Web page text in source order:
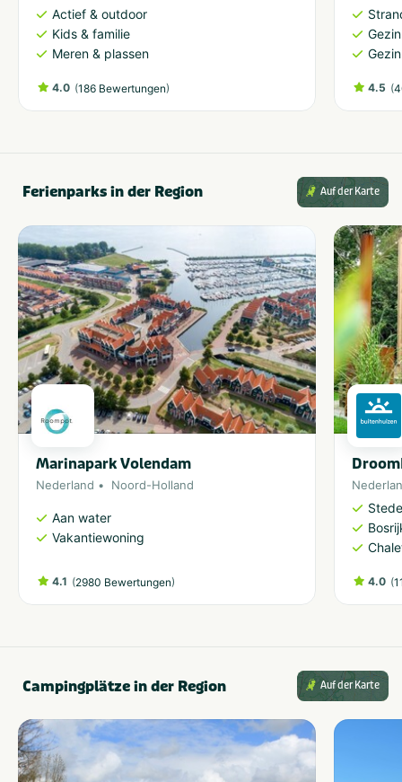
Actief & outdoor
Kids & familie
Meren & plassen
4.0 (186 Bewertungen) 4.5 (
Ferienparks in der Region Auf der Karte
Marinapark Volendam
Nederland Noord-Holland
Aan water
Vakantiewoning
4.1 (2980 Bewertungen) 4.0 (
Campingplätze in der Region Auf der Karte